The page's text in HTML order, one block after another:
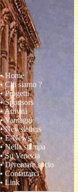
• Home
• Chi siamo ?
• Progetti
• Sponsors
• Attività
• Vantaggi
• Newsletters
• E-News
• Nella stampa
• Su Venezia
• Diventare socio
• Contattarci
• Link